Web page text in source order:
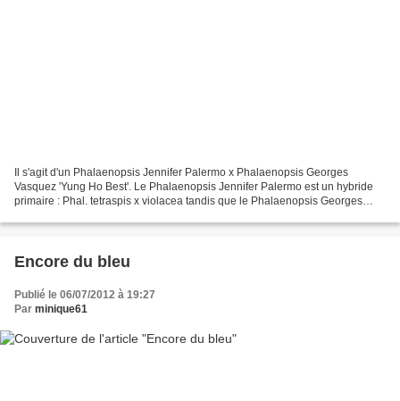
Il s'agit d'un Phalaenopsis Jennifer Palermo x Phalaenopsis Georges
Vasquez 'Yung Ho Best'. Le Phalaenopsis Jennifer Palermo est un hybride
primaire : Phal. tetraspis x violacea tandis que le Phalaenopsis Georges
Encore du bleu
Publié le 06/07/2012 à 19:27
Par minique61